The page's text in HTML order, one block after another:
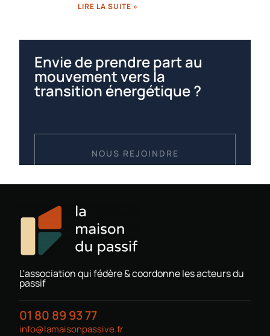
LIRE LA SUITE »
Envie de prendre part au
mouvement vers la
transition énergétique ?
L'association qui fédère & coordonne les acteurs du
passif
01 80 89 93 77
info@lamaisonpassive.fr